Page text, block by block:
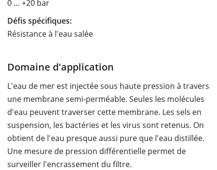
0 … +20 bar
Défis spécifiques:
Résistance à l'eau salée
Domaine d'application
L'eau de mer est injectée sous haute pression à travers
une membrane semi-perméable. Seules les molécules
d'eau peuvent traverser cette membrane. Les sels en
suspension, les bactéries et les virus sont retenus. On
obtient de l'eau presque aussi pure que l'eau distillée.
Une mesure de pression différentielle permet de
surveiller l'encrassement du filtre.